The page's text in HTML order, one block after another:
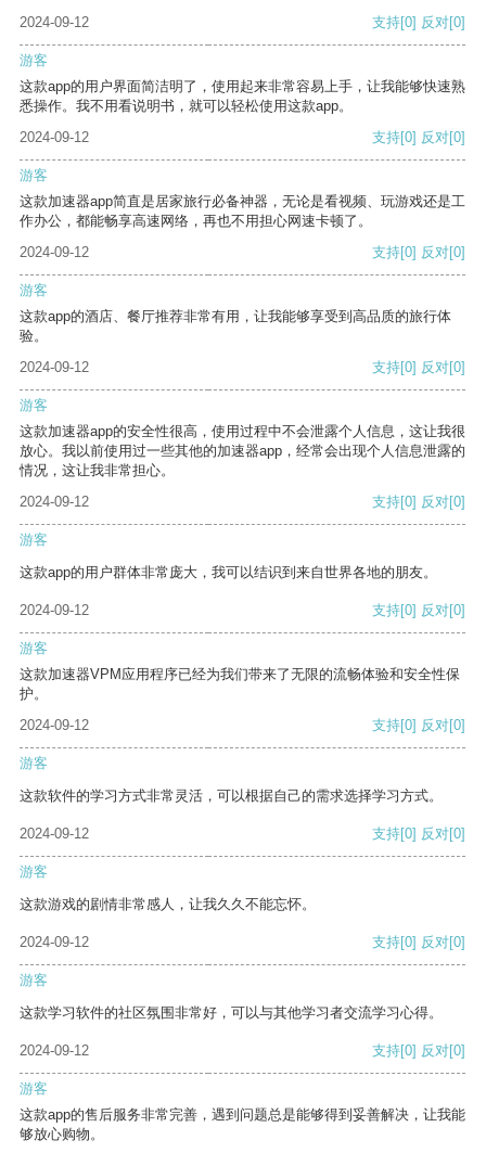
2024-09-12 支持[0] 反对[0]
游客
这款app的用户界面简洁明了，使用起来非常容易上手，让我能够快速熟
悉操作。我不用看说明书，就可以轻松使用这款app。
2024-09-12
支持[0] 反对[0]
游客
这款加速器app简直是居家旅行必备神器，无论是看视频、玩游戏还是工
作办公，都能畅享高速网络，再也不用担心网速卡顿了。
2024-09-12
支持[0] 反对[0]
游客
这款app的酒店、餐厅推荐非常有用，让我能够享受到高品质的旅行体
验。
2024-09-12
支持[0] 反对[0]
游客
这款加速器app的安全性很高，使用过程中不会泄露个人信息，这让我很
放心。我以前使用过一些其他的加速器app，经常会出现个人信息泄露的
情况，这让我非常担心。
2024-09-12
支持[0] 反对[0]
游客
这款app的用户群体非常庞大，我可以结识到来自世界各地的朋友。
2024-09-12 支持[0] 反对[0]
游客
这款加速器VPM应用程序已经为我们带来了无限的流畅体验和安全性保
护。
2024-09-12
支持[0] 反对[0]
游客
这款软件的学习方式非常灵活，可以根据自己的需求选择学习方式。
2024-09-12 支持[0] 反对[0]
游客
这款游戏的剧情非常感人，让我久久不能忘怀。
2024-09-12 支持[0] 反对[0]
游客
这款学习软件的社区氛围非常好，可以与其他学习者交流学习心得。
2024-09-12 支持[0] 反对[0]
游客
这款app的售后服务非常完善，遇到问题总是能够得到妥善解决，让我能
够放心购物。